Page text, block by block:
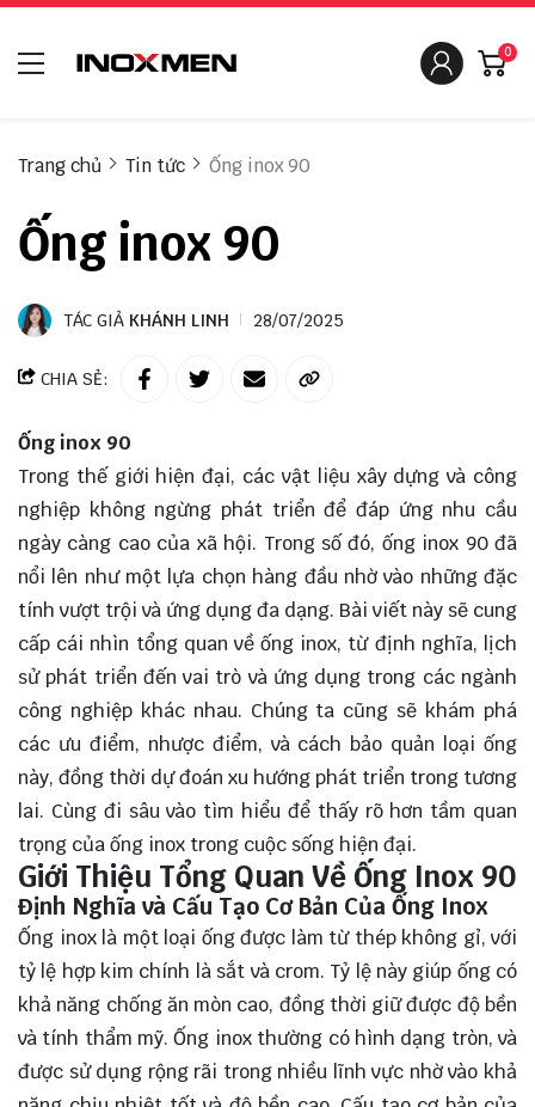
0
Trang chủ Tin tức Ống inox 90
Ống inox 90
TÁC GIẢ KHÁNH LINH 28/07/2025
CHIA SẺ:
Ống inox 90
Trong thế giới hiện đại, các vật liệu xây dựng và công
nghiệp không ngừng phát triển để đáp ứng nhu cầu
ngày càng cao của xã hội. Trong số đó, ống inox 90 đã
nổi lên như một lựa chọn hàng đầu nhờ vào những đặc
tính vượt trội và ứng dụng đa dạng. Bài viết này sẽ cung
cấp cái nhìn tổng quan về ống inox, từ định nghĩa, lịch
sử phát triển đến vai trò và ứng dụng trong các ngành
công nghiệp khác nhau. Chúng ta cũng sẽ khám phá
các ưu điểm, nhược điểm, và cách bảo quản loại ống
này, đồng thời dự đoán xu hướng phát triển trong tương
lai. Cùng đi sâu vào tìm hiểu để thấy rõ hơn tầm quan
trọng của ống inox trong cuộc sống hiện đại.
Giới Thiệu Tổng Quan Về Ống Inox 90
Định Nghĩa và Cấu Tạo Cơ Bản Của Ống Inox
Ống inox là một loại ống được làm từ thép không gỉ, với
tỷ lệ hợp kim chính là sắt và crom. Tỷ lệ này giúp ống có
khả năng chống ăn mòn cao, đồng thời giữ được độ bền
và tính thẩm mỹ. Ống inox thường có hình dạng tròn, và
được sử dụng rộng rãi trong nhiều lĩnh vực nhờ vào khả